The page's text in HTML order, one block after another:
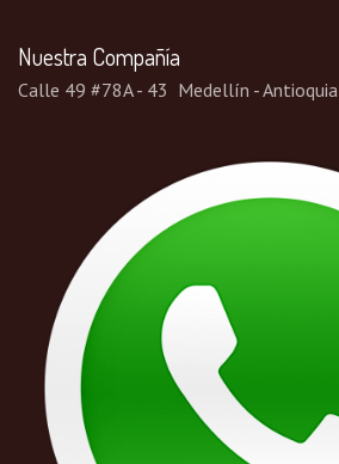
Nuestra Compañía
Calle 49 #78A - 43 Medellín - Antioquia